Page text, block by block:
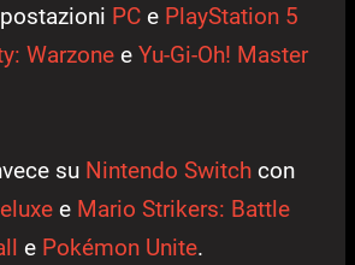
PC e PlayStation 5
Warzone e Yu-Gi-Oh! Master
su Nintendo Switch con
e Mario Strikers: Battle
e Pokémon Unite.